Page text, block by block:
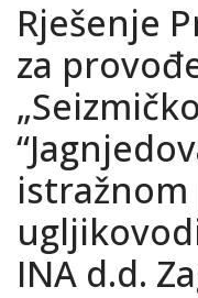
Rješenje
za
INA d.d.